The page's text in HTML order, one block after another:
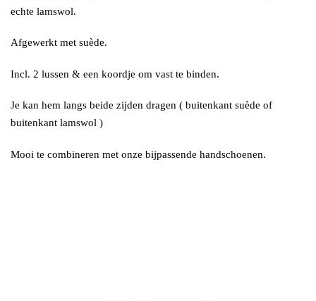
echte lamswol.
Afgewerkt met suède.
Incl. 2 lussen & een koordje om vast te binden.
Je kan hem langs beide zijden dragen ( buitenkant suède of
buitenkant lamswol )
Mooi te combineren met onze bijpassende handschoenen.